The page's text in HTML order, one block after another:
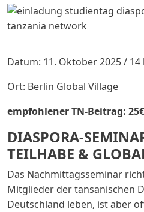
Datum: 11. Oktober 2025 / 14
Ort: Berlin Global Village
empfohlener TN-Beitrag: 25€
DIASPORA-
TEILHABE &
Das Nachmittagsseminar
Mitglieder der tansanischen
Deutschland leben, ist aber